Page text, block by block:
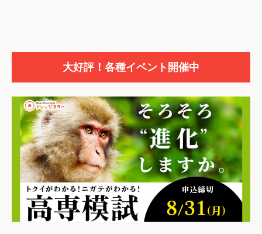
大好評！各種イベント開催中